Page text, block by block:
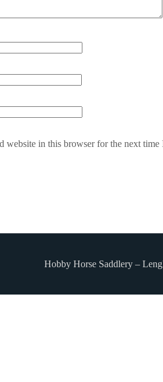
website in this browser for the next time
Hobby Horse Saddlery –